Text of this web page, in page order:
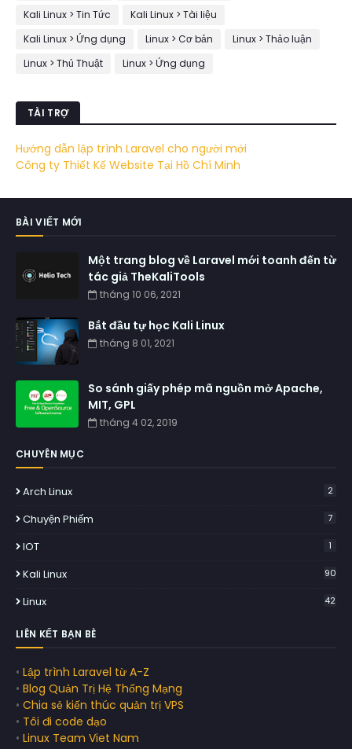
Kali Linux > Tin Tức
Kali Linux > Tài liệu
Kali Linux > Ứng dụng
Linux > Cơ bản
Linux > Thảo luận
Linux > Thủ Thuật
Linux > Ứng dụng
TÀI TRỢ
Hướng dẫn lập trình Laravel cho người mới
Công ty Thiết Kế Website Tại Hồ Chí Minh
BÀI VIẾT MỚI
Một trang blog về Laravel mới toanh đến từ
tác giả TheKaliTools
tháng 10 06, 2021
Bắt đầu tự học Kali Linux
tháng 8 01, 2021
So sánh giấy phép mã nguồn mở Apache,
MIT, GPL
tháng 4 02, 2019
CHUYÊN MỤC
Arch Linux 2
Chuyện Phiếm 7
IOT 1
Kali Linux 90
Linux 42
LIÊN KẾT BẠN BÈ
• Lập trình Laravel từ A-Z
• Blog Quản Trị Hệ Thống Mạng
• Chia sẻ kiến thúc quản trị VPS
• Tôi đi code dạo
• Linux Team Viet Nam